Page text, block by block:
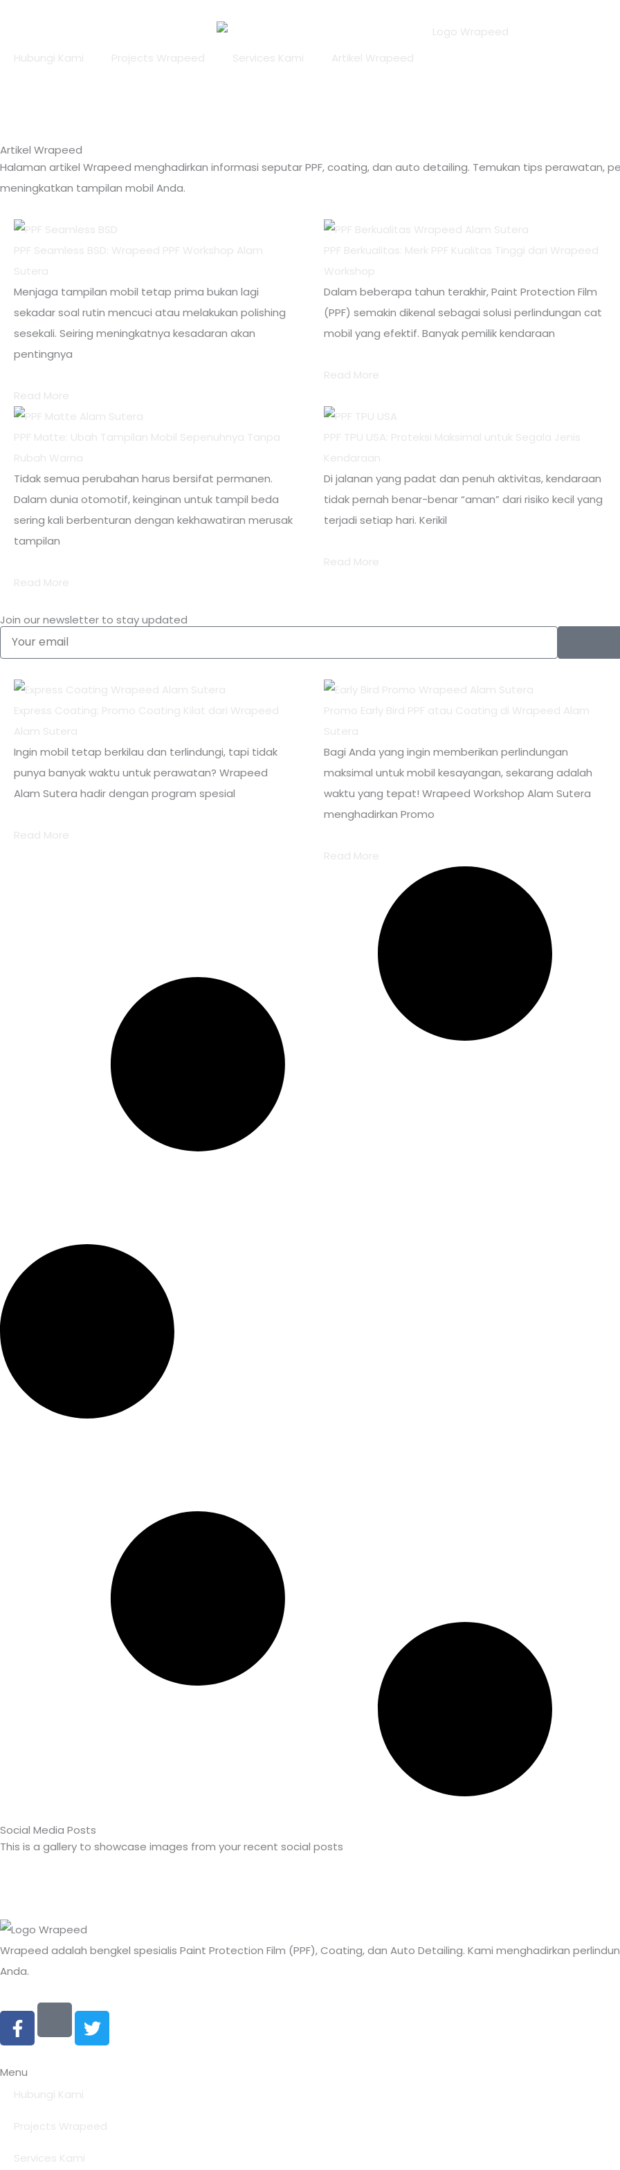
kontenHubungi Kami Projects Wrapeed Services Kami Artikel Wrapeed
Artikel Wrapeed
Halaman artikel Wrapeed menghadirkan informasi seputar PPF, coating, dan auto detailing. Temukan tips perawatan,
meningkatkan tampilan mobil Anda.
PPF Seamless BSD: Wrapeed PPF Workshop Alam
Sutera
Menjaga tampilan mobil tetap prima bukan lagi
sekadar soal rutin mencuci atau melakukan polishing
sesekali. Seiring meningkatnya kesadaran akan
pentingnya
Read More
PPF Berkualitas: Merk PPF Kualitas Tinggi dari Wrapeed
Workshop
Dalam beberapa tahun terakhir, Paint Protection Film
(PPF) semakin dikenal sebagai solusi perlindungan cat
mobil yang efektif. Banyak pemilik kendaraan
Read More
PPF Matte: Ubah Tampilan Mobil Sepenuhnya Tanpa
Rubah Warna
Tidak semua perubahan harus bersifat permanen.
Dalam dunia otomotif, keinginan untuk tampil beda
sering kali berbenturan dengan kekhawatiran merusak
tampilan
Read More
PPF TPU USA: Proteksi Maksimal untuk Segala Jenis
Kendaraan
Di jalanan yang padat dan penuh aktivitas, kendaraan
tidak pernah benar-benar “aman” dari risiko kecil yang
terjadi setiap hari. Kerikil
Read More
Join our newsletter to stay updated
Your
email
Express Coating: Promo Coating Kilat dari Wrapeed
Alam Sutera
Ingin mobil tetap berkilau dan terlindungi, tapi tidak
punya banyak waktu untuk perawatan? Wrapeed
Alam Sutera hadir dengan program spesial
Read More
Promo Early Bird PPF atau Coating di Wrapeed Alam
Sutera
Bagi Anda yang ingin memberikan perlindungan
maksimal untuk mobil kesayangan, sekarang adalah
waktu yang tepat! Wrapeed Workshop Alam Sutera
menghadirkan Promo
Read More
Social Media Posts
This is a gallery to showcase images from your recent social posts
Wrapeed adalah bengkel spesialis Paint Protection Film (PPF), Coating, dan Auto Detailing. Kami menghadirkan
Anda.
F
a
c
b
o
k
-
T
w
i
Menu
Hubungi Kami
Projects Wrapeed
Services Kami